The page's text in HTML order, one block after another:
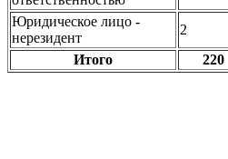
Юридическое лицо -
нерезидент
2
Итого
220